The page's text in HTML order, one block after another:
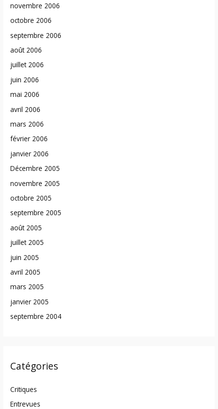
novembre 2006
octobre 2006
septembre 2006
août 2006
juillet 2006
juin 2006
mai 2006
avril 2006
mars 2006
février 2006
janvier 2006
Décembre 2005
novembre 2005
octobre 2005
septembre 2005
août 2005
juillet 2005
juin 2005
avril 2005
mars 2005
janvier 2005
septembre 2004
Catégories
Critiques
Entrevues